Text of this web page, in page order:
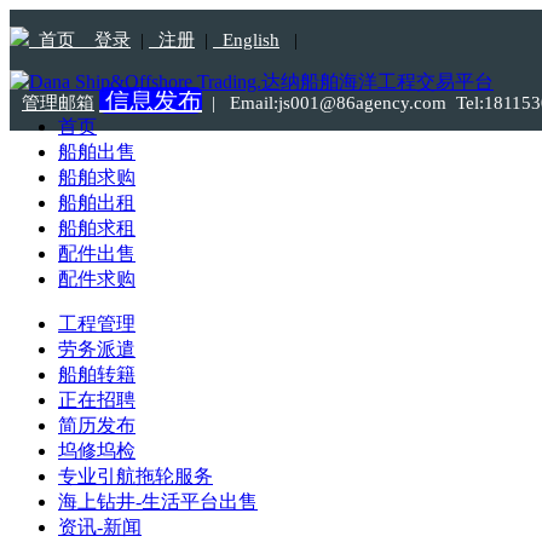
首页 登录 | 注册 | English |
管理邮箱 信息发布 | Email:js001@86agency.com
首页
船舶出售
船舶求购
船舶出租
船舶求租
配件出售
配件求购
工程管理
劳务派遣
船舶转籍
正在招聘
简历发布
坞修坞检
专业引航拖轮服务
海上钻井-生活平台出售
资讯-新闻